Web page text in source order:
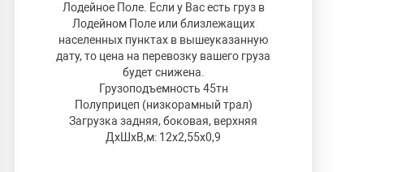
Лодейное Поле. Если у Вас есть груз в
Лодейном Поле или близлежащих
населенных пунктах в вышеуказанную
дату, то цена на перевозку вашего груза
будет снижена.
Грузоподъемность 45тн
Полуприцеп (низкорамный трал)
Загрузка задняя, боковая, верхняя
ДxШxВ,м: 12x2,55x0,9